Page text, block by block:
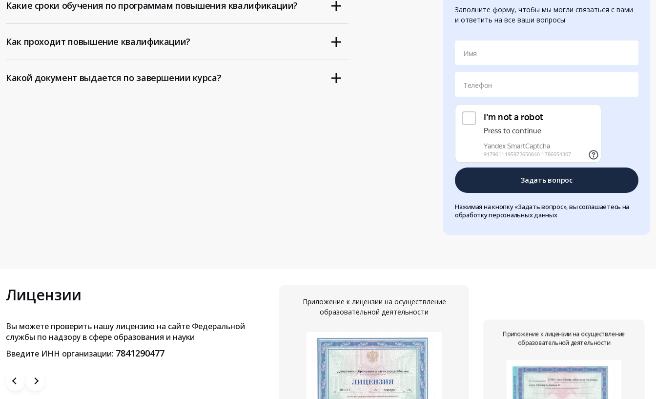
Заполните форму, чтобы мы могли связаться с вами
и ответить на все ваши вопросы
Имя
Телефон
Задать вопрос
Нажимая на кнопку «Задать вопрос», вы соглашаетесь на
обработку персональных данных
Какие сроки обучения по программам повышения квалификации?
Как проходит повышение квалификации?
Какой документ выдается по завершении курса?
Лицензии
Вы можете проверить нашу лицензию на сайте Федеральной
службы по надзору в сфере образования и науки
Введите ИНН организации: 7841290477
Приложение к лицензии на осуществление
образовательной деятельности
Приложение к лицензии на осуществление
образовательной деятельности
Приложение к лицензии на осуществление
образовательной деятельности